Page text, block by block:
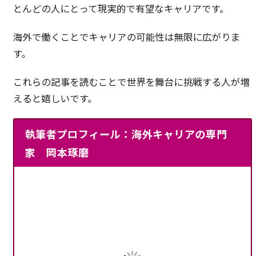
とんどの人にとって現実的で有望なキャリアです。
海外で働くことでキャリアの可能性は無限に広がりま
す。
これらの記事を読むことで世界を舞台に挑戦する人が増
えると嬉しいです。
執筆者プロフィール：海外キャリアの専門
家 岡本琢磨